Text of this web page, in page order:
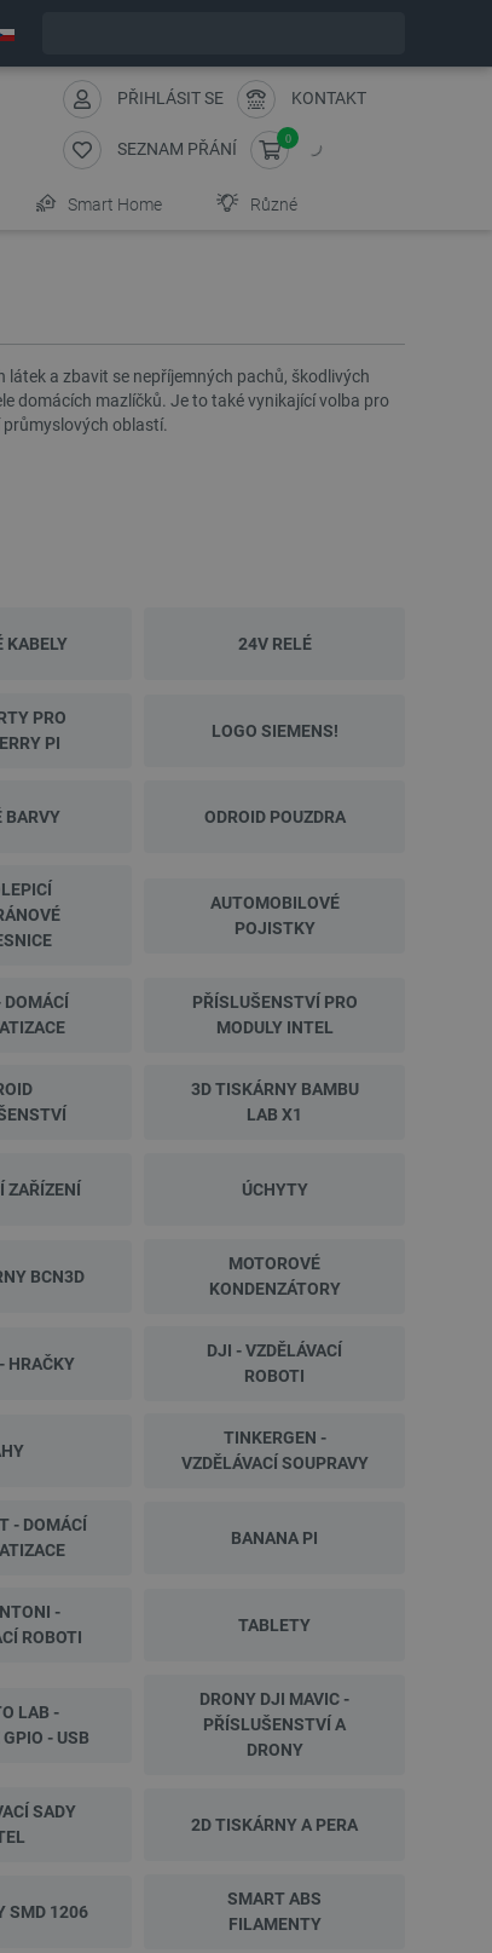
PŘIHLÁSIT SE KONTAKT
SEZNAM PŘÁNÍ
0
Smart Home Různé
PLA Metalický filament 1,75 mm 1
NOVINKA
Makeblock Bluetooth Dongle - bezdrátový
komunikační modul Bluetooth 4.0 - pro
Index:
slevou:591,71 Kč
NeoPixel Stick - LED
a zbavit se nepříjemných pachů, škodlivých
domácích mazlíčků. Je to také vynikající volba pro
průmyslových oblastí.
KABELY 24V RELÉ
PRO
PI
LOGO SIEMENS!
BARVY ODROID POUZDRA
AUTOMOBILOVÉ
POJISTKY
DOMÁCÍ
PŘÍSLUŠENSTVÍ PRO
MODULY INTEL
3D TISKÁRNY BAMBU
LAB X1
ZAŘÍZENÍ ÚCHYTY
BCN3D
MOTOROVÉ
KONDENZÁTORY
HRAČKY
DJI - VZDĚLÁVACÍ
ROBOTI
TINKERGEN -
VZDĚLÁVACÍ SOUPRAVY
- DOMÁCÍ
BANANA PI
-
ROBOTI
TABLETY
LAB -
- USB
DRONY DJI MAVIC -
PŘÍSLUŠENSTVÍ A
DRONY
SADY
2D TISKÁRNY A PERA
SMD 1206
SMART ABS
FILAMENTY